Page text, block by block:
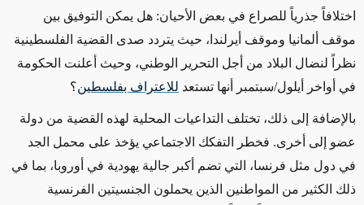
اختلافاً جذرياً للصراع في بعض الأحيان: هل يمكن التوفيق بين
موقف ألمانيا وموقف أيرلندا، حيث يتردد صدى القضية الفلسطينية
نظراً لنضال البلاد من أجل التحرير الوطني، وحيث أعلنت الحكومة
في أواخر أيلول/سبتمبر أنها تستعد للاعتراف بفلسطين؟
بالإضافة إلى ذلك، تختلف التداعيات المحلية لهذه القضية من دولة
عضو إلى أخرى. فخطر التفكك الاجتماعي يؤخذ على محمل الجد
في دول مثل فرنسا، التي تضم أكبر جالية يهودية في أوروبا، بما في
ذلك الكثير من المواطنين الذين يحملون الجنسيتين الفرنسية